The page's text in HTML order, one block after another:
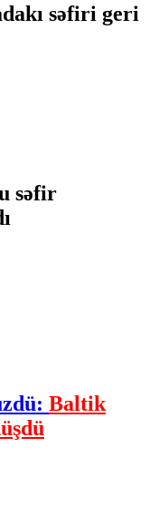
səfiri geri
səfir
Baltik